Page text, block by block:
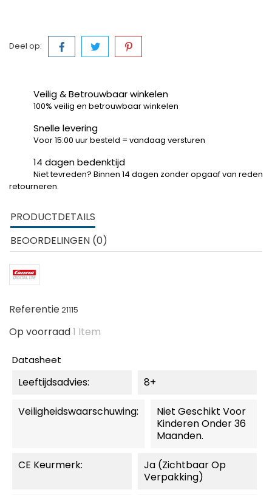
Deel op:
Veilig & Betrouwbaar winkelen
100% veilig en betrouwbaar winkelen
Snelle levering
Voor 15:00 uur besteld = vandaag versturen
14 dagen bedenktijd
Niet tevreden? Binnen 14 dagen zonder opgaaf van reden
retourneren.
PRODUCTDETAILS
BEOORDELINGEN (0)
Referentie21115
Op voorraad1 Item
Datasheet
Leeftijdsadvies: 8+
Veiligheidswaarschuwing:
Niet Geschikt Voor
Kinderen Onder 36
Maanden.
CE Keurmerk:
Ja (zichtbaar Op
Verpakking)